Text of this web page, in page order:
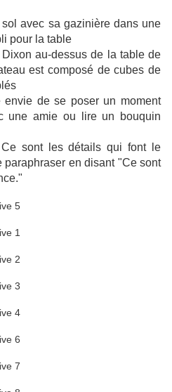
avec sa gazinière dans une
pour la table
au-dessus de la table de
est composé de cubes de
de se poser un moment
une amie ou lire un bouquin
sont les détails qui font le
en disant "Ce sont